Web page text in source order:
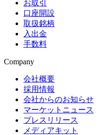
お取引
口座開設
取扱銘柄
入出金
手数料
Company
会社概要
採用情報
会社からのお知らせ
マーケットニュース
プレスリリース
メディアキット